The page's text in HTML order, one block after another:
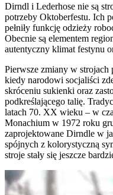
Dirndl i Lederhose nie są
potrzeby Oktoberfestu. Ich
pełniły funkcję odzieży
Obecnie są elementem
autentyczny klimat festynu
Pierwsze zmiany w
kiedy narodowi socjaliści
skróceniu sukienki oraz
podkreślającego talię.
latach 70. XX wieku – w
Monachium w 1972 roku
zaprojektowane Dirndle w
spójnych z kolorystyczną
stroje stały się jeszcze